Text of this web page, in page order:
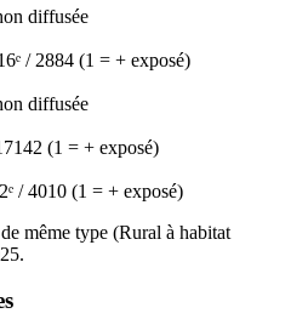
diffusée
ᵉ / 2884 (1 = + exposé)
diffusée
(1 = + exposé)
ᵉ /4010 (1 = + exposé)
même type (Rural à habitat
.